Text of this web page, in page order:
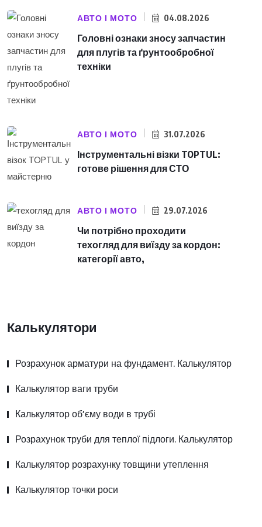
АВТО І МОТО 04.08.2026
Головні ознаки зносу запчастин
для плугів та ґрунтообробної
техніки
АВТО І МОТО 31.07.2026
Інструментальні візки TOPTUL:
готове рішення для СТО
АВТО І МОТО 29.07.2026
Чи потрібно проходити
техогляд для виїзду за кордон:
категорії авто,
Калькулятори
Розрахунок арматури на фундамент. Калькулятор
Калькулятор ваги труби
Калькулятор об’єму води в трубі
Розрахунок труби для теплої підлоги. Калькулятор
Калькулятор розрахунку товщини утеплення
Калькулятор точки роси